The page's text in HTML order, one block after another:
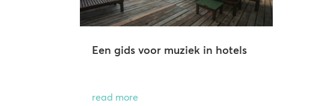
Een gids voor muziek in hotels
read more